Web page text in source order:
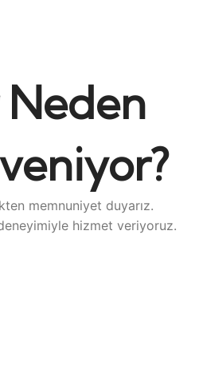
Neden
memnuniyet duyarız.
hizmet veriyoruz.